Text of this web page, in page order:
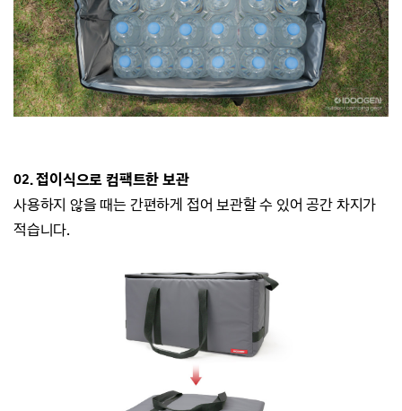
02. 접이식으로 컴팩트한 보관
사용하지 않을 때는 간편하게 접어 보관할 수 있어 공간 차지가
적습니다.